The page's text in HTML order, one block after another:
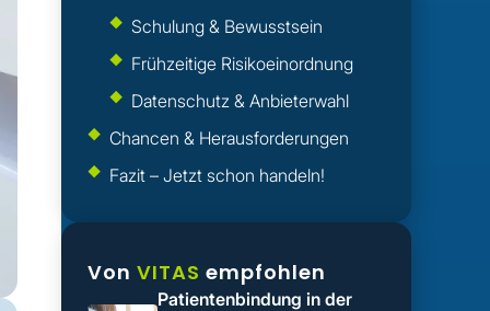
Schulung & Bewusstsein
Frühzeitige Risikoeinordnung
Datenschutz & Anbieterwahl
Chancen & Herausforderungen‍
Fazit – Jetzt schon handeln!‍
Von VITAS empfohlen
Patientenbindung in der